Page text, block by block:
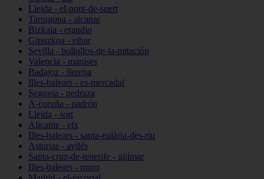
Lleida - el-pont-de-suert
Tarragona - alcanar
Bizkaia - erandio
Gipuzkoa - eibar
Sevilla - bollullos-de-la-mitación
Valencia - manises
Badajoz - llerena
Illes-balears - es-mercadal
Segovia - pedraza
A-coruña - padrón
Lleida - sort
Alicante - elx
Illes-balears - santa-eulària-des-riu
Asturias - avilés
Santa-cruz-de-tenerife - güímar
Illes-balears - muro